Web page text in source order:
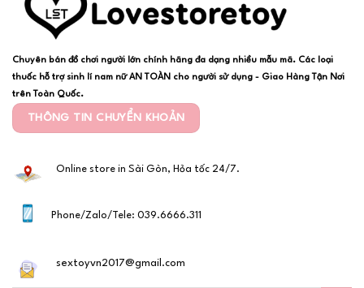
Chuyên bán đồ chơi người lớn chính hãng đa dạng nhiều mẫu mã. Các loại
thuốc hỗ trợ sinh lí nam nữ AN TOÀN cho người sử dụng - Giao Hàng Tận Nơi
trên Toàn Quốc.
THÔNG TIN CHUYỂN KHOẢN
Online store in Sài Gòn, Hỏa tốc 24/7.
Phone/Zalo/Tele: 039.6666.311
sextoyvn2017@gmail.com